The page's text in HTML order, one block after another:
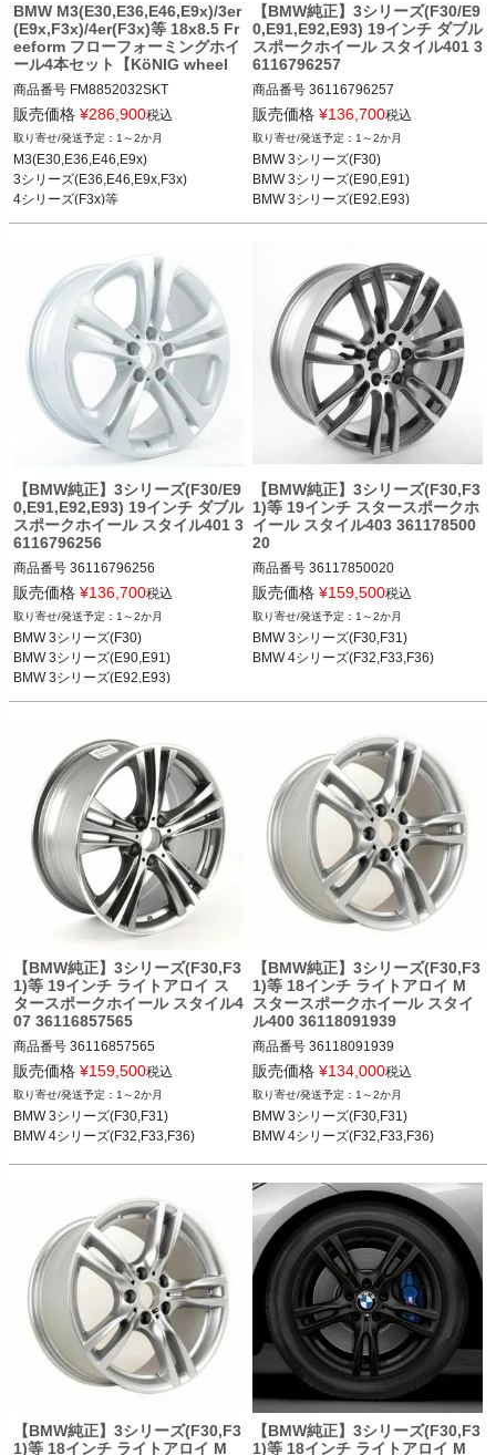
BMW M3(E30,E36,E46,E9x)/3er
(E9x,F3x)/4er(F3x)等 18x8.5 Fr
eeform フローフォーミングホイ
ール4本セット【KöNIG wheel
s】
商品番号 FM8852032SKT
BMW M3(E30,E36,E46)
BMW M3(E90,E92,E93)
BMW 3シリーズ(E36,E46)
BMW 3シリーズ(E90,E91,E92,E93)
BMW 3シリーズ(F30,F31,F34)
BMW 4シリーズ(F32,F33,F36)
販売価格 ¥286,900税込
1～2か月
M3(E30,E36,E46,E9x)
3シリーズ(E36,E46,E9x,F3x)
4シリーズ(F3x)等
【BMW純正】3シリーズ(F30/E9
0,E91,E92,E93) 19インチ ダブル
スポークホイール スタイル401 3
6116796257
商品番号 36116796257
36116796257
BMW 3シリーズ(F30) 12-19
BMW 3シリーズ(E90,E91) 05-12
BMW 3シリーズ(E92,E93) 05-12
販売価格 ¥136,700税込
1～2か月
BMW 3シリーズ(F30)
BMW 3シリーズ(E90,E91)
BMW 3シリーズ(E92,E93)
【BMW純正】3シリーズ(F30/E9
0,E91,E92,E93) 19インチ ダブル
スポークホイール スタイル401 3
6116796256
商品番号 36116796256
36116796256
BMW 3シリーズ(F30) 12-19
BMW 3シリーズ(E90,E91) 05-12
BMW 3シリーズ(E92,E93) 05-12
販売価格 ¥136,700税込
1～2か月
BMW 3シリーズ(F30)
BMW 3シリーズ(E90,E91)
BMW 3シリーズ(E92,E93)
【BMW純正】3シリーズ(F30,F3
1)等 19インチ スタースポークホ
イール スタイル403 361178500
20
商品番号 36117850020
36117850020
BMW 3シリーズ(F30,F31) 12-19
BMW 4シリーズ(F32,F33,F36) 13-20
販売価格 ¥159,500税込
1～2か月
BMW 3シリーズ(F30,F31)
BMW 4シリーズ(F32,F33,F36)
【BMW純正】3シリーズ(F30,F3
1)等 19インチ ライトアロイ ス
タースポークホイール スタイル4
07 36116857565
商品番号 36116857565
36116857565
BMW 3シリーズ(F30,F31) 12-19
BMW 4シリーズ(F32,F33,F36) 13-20
販売価格 ¥159,500税込
1～2か月
BMW 3シリーズ(F30,F31)
BMW 4シリーズ(F32,F33,F36)
【BMW純正】3シリーズ(F30,F3
1)等 18インチ ライトアロイ M
スタースポークホイール スタイ
ル400 36118091939
商品番号 36118091939
36118091939
BMW 3シリーズ(F30,F31) 12-19
BMW 4シリーズ(F32,F33,F36) 13-20
販売価格 ¥134,000税込
1～2か月
BMW 3シリーズ(F30,F31)
BMW 4シリーズ(F32,F33,F36)
【BMW純正】3シリーズ(F30,F3
1)等 18インチ ライトアロイ M
【BMW純正】3シリーズ(F30,F3
1)等 18インチ ライトアロイ M